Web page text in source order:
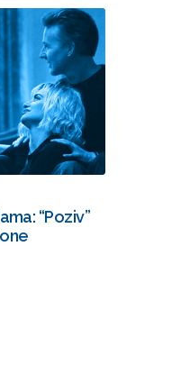
“Poziv”